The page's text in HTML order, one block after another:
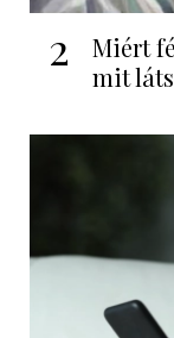
2
Miért
mit